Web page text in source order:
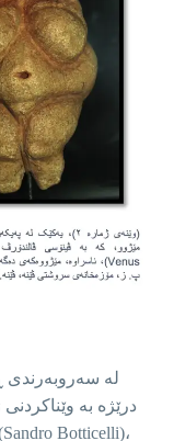
لە سەروبەرندی
درێژە بە